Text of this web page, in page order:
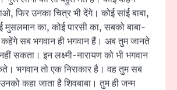
फिर उनका चित्र भी देंगे। कोई सांई बाबा,
मुसलमान का, कोई पारसी का, सबको बाबा-
सब भगवान ही भगवान हैं। अब तुम जानते
सकता। इन लक्ष्मी-नारायण को भी भगवान
भगवान तो एक निराकार है। वह तुम सब
कहा जाता है शिवबाबा। तुम ही जन्म